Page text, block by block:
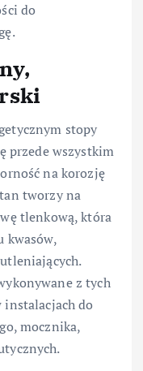
do
stopy
przede wszystkim
na korozję
tworzy na
tlenkową, która
kwasów,
z tych
instalacjach do
mocznika,